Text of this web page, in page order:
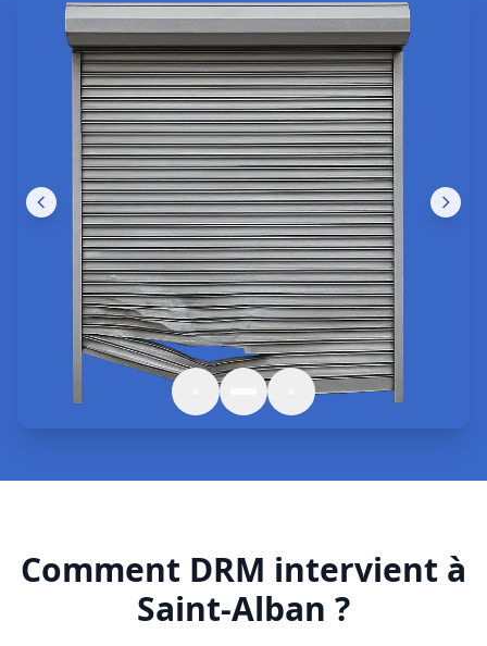
Comment DRM intervient à
Saint-Alban ?